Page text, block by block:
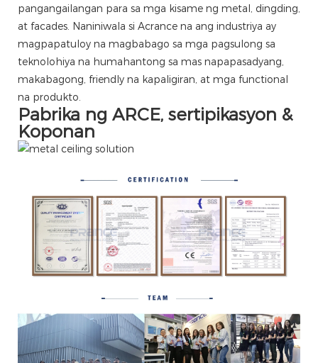
pangangailangan para sa mga kisame ng metal, dingding,
at facades. Naniniwala si Acrance na ang industriya ay
magpapatuloy na magbabago sa mga pagsulong sa
teknolohiya na humahantong sa mas napapasadyang,
makabagong, friendly na kapaligiran, at mga functional
na produkto.
Pabrika ng ARCE, sertipikasyon &
Koponan